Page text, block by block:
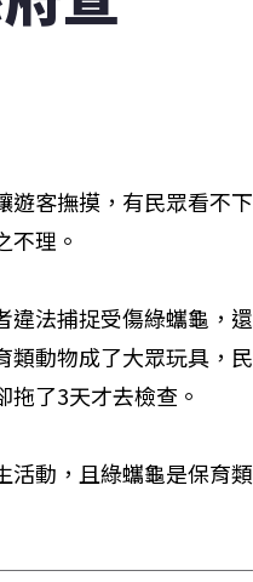
遊客撫摸，有民眾看不下
不理。
違法捕捉受傷綠蠵龜，還
類動物成了大眾玩具，民
了3天才去檢查。
活動，且綠蠵龜是保育類